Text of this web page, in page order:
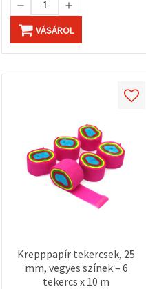
VÁSÁROL
Krepppapír tekercsek, 25
mm, vegyes színek – 6
tekercs x 10 m